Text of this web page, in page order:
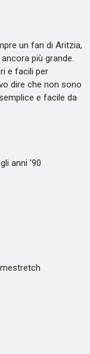
un fan di Aritzia,
più grande.
e facili per
dire che non sono
e facile da
anni '90